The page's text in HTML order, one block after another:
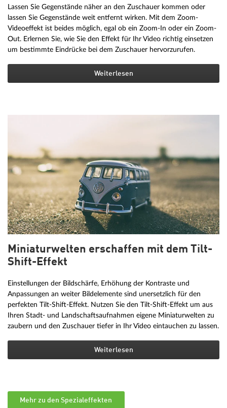
Lassen Sie Gegenstände näher an den Zuschauer kommen oder
lassen Sie Gegenstände weit entfernt wirken. Mit dem Zoom-
Videoeffekt ist beides möglich, egal ob ein Zoom-In oder ein Zoom-
Out. Erlernen Sie, wie Sie den Effekt für Ihr Video richtig einsetzen
um bestimmte Eindrücke bei dem Zuschauer hervorzurufen.
Weiterlesen
Miniaturwelten erschaffen mit dem Tilt-
Shift-Effekt
Einstellungen der Bildschärfe, Erhöhung der Kontraste und
Anpassungen an weiter Bildelemente sind unersetzlich für den
perfekten Tilt-Shift-Effekt. Nutzen Sie den Tilt-Shift-Effekt um aus
Ihren Stadt- und Landschaftsaufnahmen eigene Miniaturwelten zu
zaubern und den Zuschauer tiefer in Ihr Video eintauchen zu lassen.
Weiterlesen
Mehr zu den Spezialeffekten